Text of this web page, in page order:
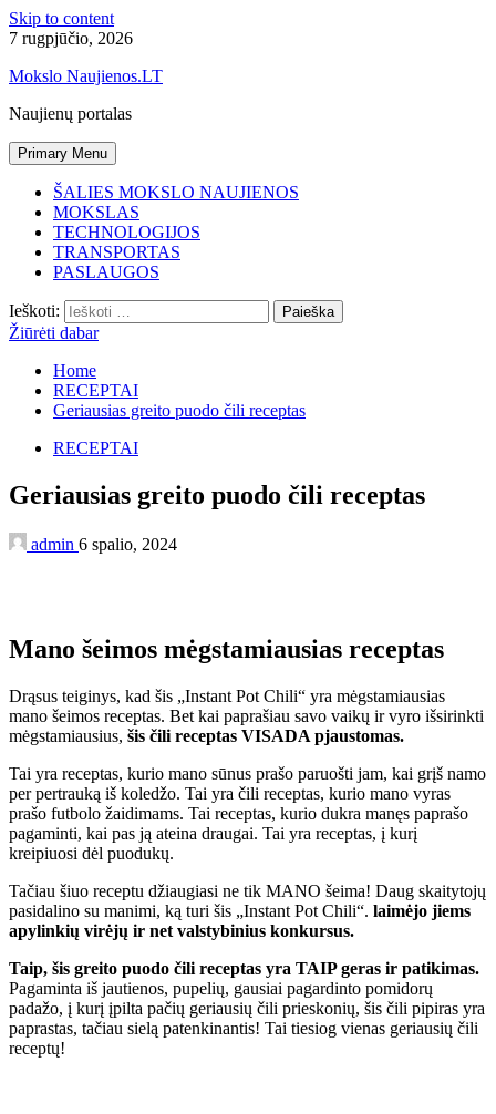
Skip to content
7 rugpjūčio, 2026
Mokslo Naujienos.LT
Naujienų portalas
Primary Menu
ŠALIES MOKSLO NAUJIENOS
MOKSLAS
TECHNOLOGIJOS
TRANSPORTAS
PASLAUGOS
Ieškoti:
Žiūrėti dabar
Home
RECEPTAI
Geriausias greito puodo čili receptas
RECEPTAI
Geriausias greito puodo čili receptas
admin 6 spalio, 2024
Mano šeimos mėgstamiausias receptas
Drąsus teiginys, kad šis „Instant Pot Chili“ yra mėgstamiausias
mano šeimos receptas. Bet kai paprašiau savo vaikų ir vyro išsirinkti
mėgstamiausius, šis čili receptas VISADA pjaustomas.
Tai yra receptas, kurio mano sūnus prašo paruošti jam, kai grįš namo
per pertrauką iš koledžo. Tai yra čili receptas, kurio mano vyras
prašo futbolo žaidimams. Tai receptas, kurio dukra manęs paprašo
pagaminti, kai pas ją ateina draugai. Tai yra receptas, į kurį
kreipiuosi dėl puodukų.
Tačiau šiuo receptu džiaugiasi ne tik MANO šeima! Daug skaitytojų
pasidalino su manimi, ką turi šis „Instant Pot Chili“. laimėjo jiems
apylinkių virėjų ir net valstybinius konkursus.
Taip, šis greito puodo čili receptas yra TAIP geras ir patikimas.
Pagaminta iš jautienos, pupelių, gausiai pagardinto pomidorų
padažo, į kurį įpilta pačių geriausių čili prieskonių, šis čili pipiras yra
paprastas, tačiau sielą patenkinantis! Tai tiesiog vienas geriausių čili
receptų!